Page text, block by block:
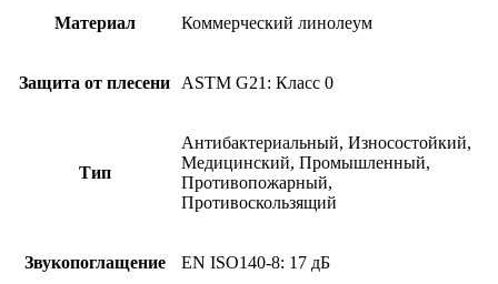
Материал Коммерческий линолеум
Защита от плесени ASTM G21: Класс 0
Тип
Антибактериальный, Износостойкий,
Медицинский, Промышленный,
Противопожарный,
Противоскользящий
Звукопоглащение EN ISO140-8: 17 дБ